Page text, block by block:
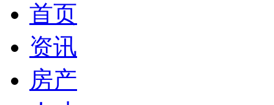
首页
资讯
房产